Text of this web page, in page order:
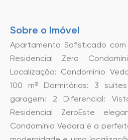
Sobre o Imóvel
Apartamento Sofisticado
Residencial Zero
Localização: Condomínio
100 m² Dormitórios: 3
garagem: 2 Diferencial:
Residencial ZeroEste
Condomínio Vedara é a